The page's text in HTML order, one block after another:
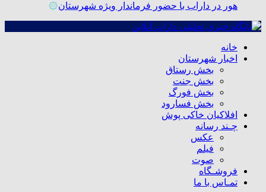
هور در داراب با حضور فرماندار ویژه شهرستان۞
خانه
اخبار شهرستان
بخش رستاق
بخش جنت
بخش فورگ
بخش فسارود
افلاکیان خاکی پوش
چـند رسانه
عکس
فیلم
صوت
فروشـگاه
تمـاس با ما